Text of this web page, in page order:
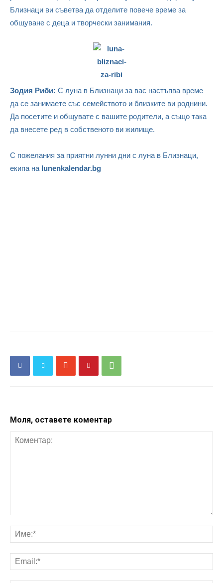
Близнаци ви съветва да отделите повече време за
общуване с деца и творчески занимания.
Зодия Риби: С луна в Близнаци за вас настъпва време
да се занимаете със семейството и близките ви роднини.
Да посетите и общувате с вашите родители, а също така
да внесете ред в собственото ви жилище.
С пожелания за приятни лунни дни с луна в Близнаци,
екипа на lunenkalendar.bg
Моля, оставете коментар